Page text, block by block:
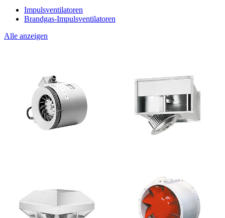
Impulsventilatoren
Brandgas-Impulsventilatoren
Alle anzeigen